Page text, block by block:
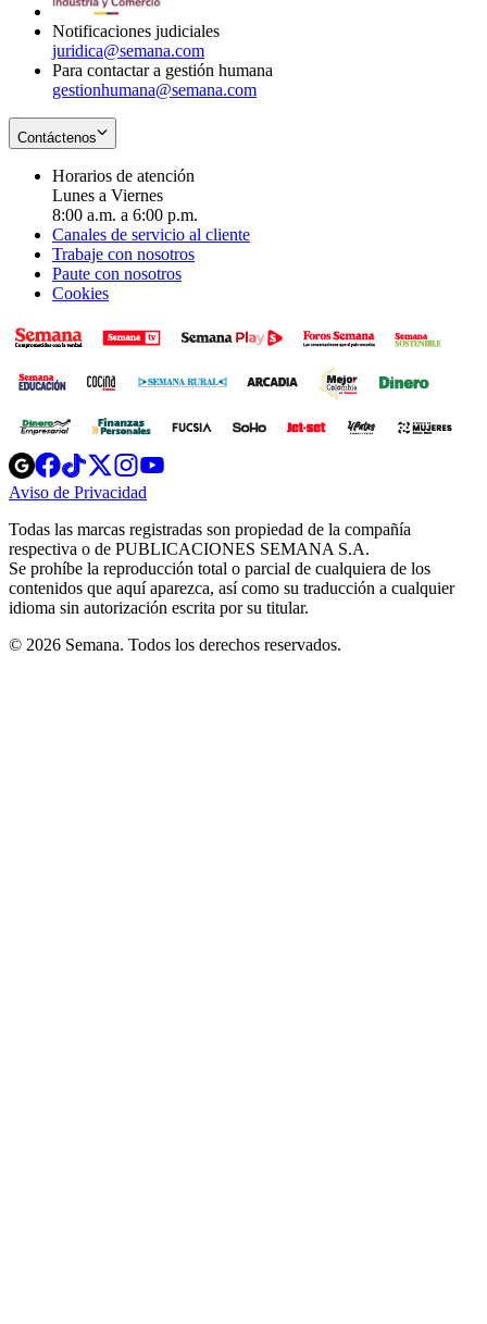
Notificaciones judiciales
juridica@semana.com
Para contactar a gestión humana
gestionhumana@semana.com
Contáctenos
Horarios de atención
Lunes a Viernes
8:00 a.m. a 6:00 p.m.
Canales de servicio al cliente
Trabaje con nosotros
Paute con nosotros
Cookies
Opens
in
new
Opens
in
new
Opens
in
new
window
Opens
new
windowwindow
Aviso de Privacidad
new
window
Todas las marcas registradas son propiedad de la compañía
respectiva o de PUBLICACIONES SEMANA S.A.
Se prohíbe la reproducción total o parcial de cualquiera de los
contenidos que aquí aparezca, así como su traducción a cualquier
idioma sin autorización escrita por su titular.
© 2026 Semana. Todos los derechos reservados.